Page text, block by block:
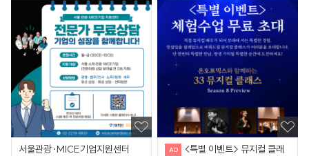
서울관광·MICE기업지원센터
<특별 이벤트> 뮤지컬 클래